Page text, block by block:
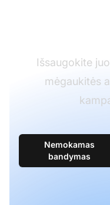
Išsaugokite
mėgaukitės
Nemokamas
bandymas